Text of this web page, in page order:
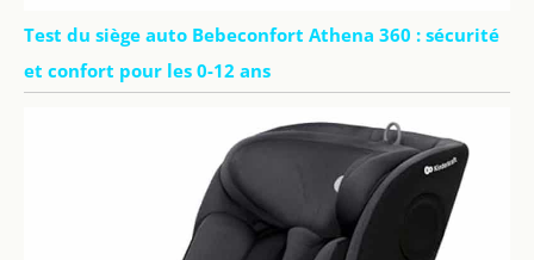
Test du siège auto Bebeconfort Athena 360 : sécurité
et confort pour les 0-12 ans